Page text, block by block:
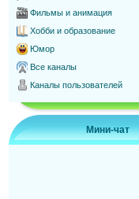
Фильмы и анимация
Хобби и образование
Юмор
Все каналы
Каналы пользователей
Мини-чат